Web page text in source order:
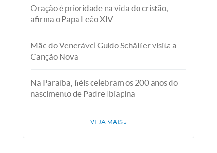
Oração é prioridade na vida do cristão,
afirma o Papa Leão XIV
Mãe do Venerável Guido Schäffer visita a
Canção Nova
Na Paraíba, fiéis celebram os 200 anos do
nascimento de Padre Ibiapina
VEJA MAIS »